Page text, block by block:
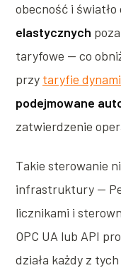
obecność i światło
elastycznych
taryfowe — co
przy taryfie
podejmowane
zatwierdzenie
Takie sterowanie
infrastruktury —
licznikami i
OPC UA lub API
działa każdy z